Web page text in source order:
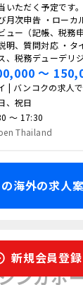
いただく予定です
月次申告 ・ローカ
ュー（記帳、税務
明、質問対応 ・タ
、税務デューデリ
〜
| バンコクの求人で
、祝日
〜 17:30
Thailand
海外の求人
コンサルティング
ンガポ
新規会員登録